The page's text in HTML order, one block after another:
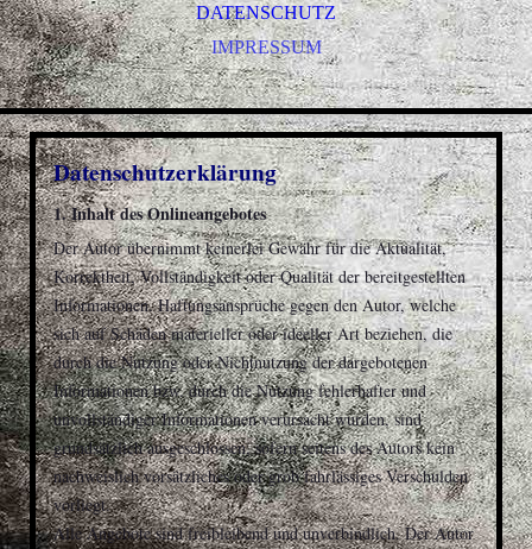
DATENSCHUTZ
IMPRESSUM
Datenschutzerklärung
1. Inhalt des Onlineangebotes
Der Autor übernimmt keinerlei Gewähr für die Aktualität,
Korrektheit, Vollständigkeit oder Qualität der bereitgestellten
Informationen. Haftungsansprüche gegen den Autor, welche
sich auf Schäden materieller oder ideeller Art beziehen, die
durch die Nutzung oder Nichtnutzung der dargebotenen
Informationen bzw. durch die Nutzung fehlerhafter und
unvollständiger Informationen verursacht wurden, sind
grundsätzlich ausgeschlossen, sofern seitens des Autors kein
nachweislich vorsätzliches oder grob fahrlässiges Verschulden
vorliegt.
Alle Angebote sind freibleibend und unverbindlich. Der Autor